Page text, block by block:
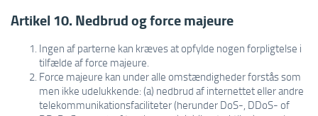
Artikel 10. Nedbrud og force majeure
Ingen af parterne kan kræves at opfylde nogen forpligtelse i
tilfælde af force majeure.
Force majeure kan under alle omstændigheder forstås som
men ikke udelukkende: (a) nedbrud af internettet eller andre
telekommunikationsfaciliteter (herunder DoS-, DDoS- of